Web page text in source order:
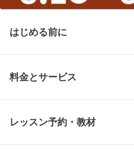
はじめる前に
料金とサービス
レッスン予約・教材